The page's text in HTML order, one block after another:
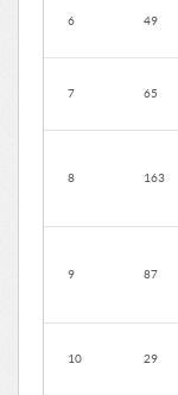
6 49
7 65
8 163
9 87
10 29